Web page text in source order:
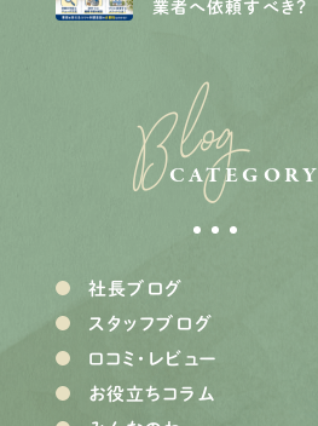
業者へ依頼すべき？
Blog
CATEGORY
社長ブログ
スタッフブログ
口コミ・レビュー
お役立ちコラム